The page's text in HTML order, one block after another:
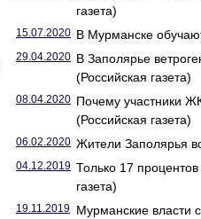
газета)
15.07.2020 В Мурманске
29.04.2020 В Заполярье
(Российская газета)
08.04.2020 Почему участники
(Российская газета)
06.02.2020 Жители Заполярья
04.12.2019 Только 17
газета)
19.11.2019 Мурманские власти